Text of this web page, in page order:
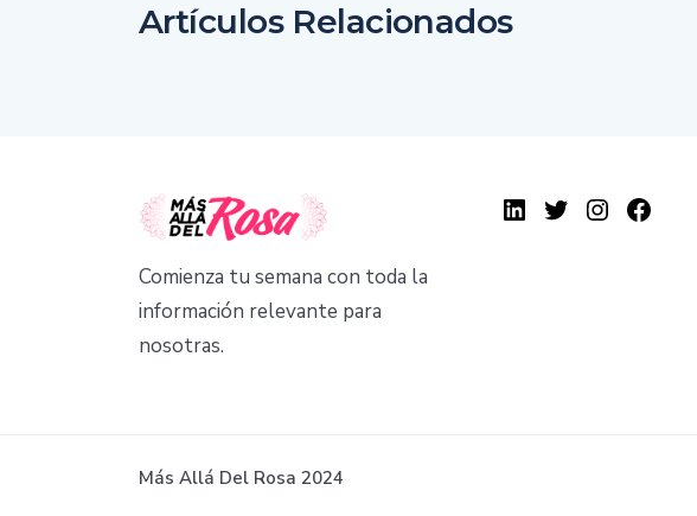
Artículos Relacionados
Comienza tu semana con toda la
información relevante para
nosotras.
Más Allá Del Rosa 2024